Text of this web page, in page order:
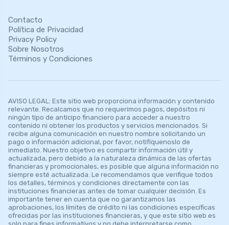
Contacto
Política de Privacidad
Privacy Policy
Sobre Nosotros
Términos y Condiciones
AVISO LEGAL: Este sitio web proporciona información y contenido
relevante. Recalcamos que no requerimos pagos, depósitos ni
ningún tipo de anticipo financiero para acceder a nuestro
contenido ni obtener los productos y servicios mencionados. Si
recibe alguna comunicación en nuestro nombre solicitando un
pago o información adicional, por favor, notifíquenoslo de
inmediato. Nuestro objetivo es compartir información útil y
actualizada, pero debido a la naturaleza dinámica de las ofertas
financieras y promocionales, es posible que alguna información no
siempre esté actualizada. Le recomendamos que verifique todos
los detalles, términos y condiciones directamente con las
instituciones financieras antes de tomar cualquier decisión. Es
importante tener en cuenta que no garantizamos las
aprobaciones, los límites de crédito ni las condiciones específicas
ofrecidas por las instituciones financieras, y que este sitio web es